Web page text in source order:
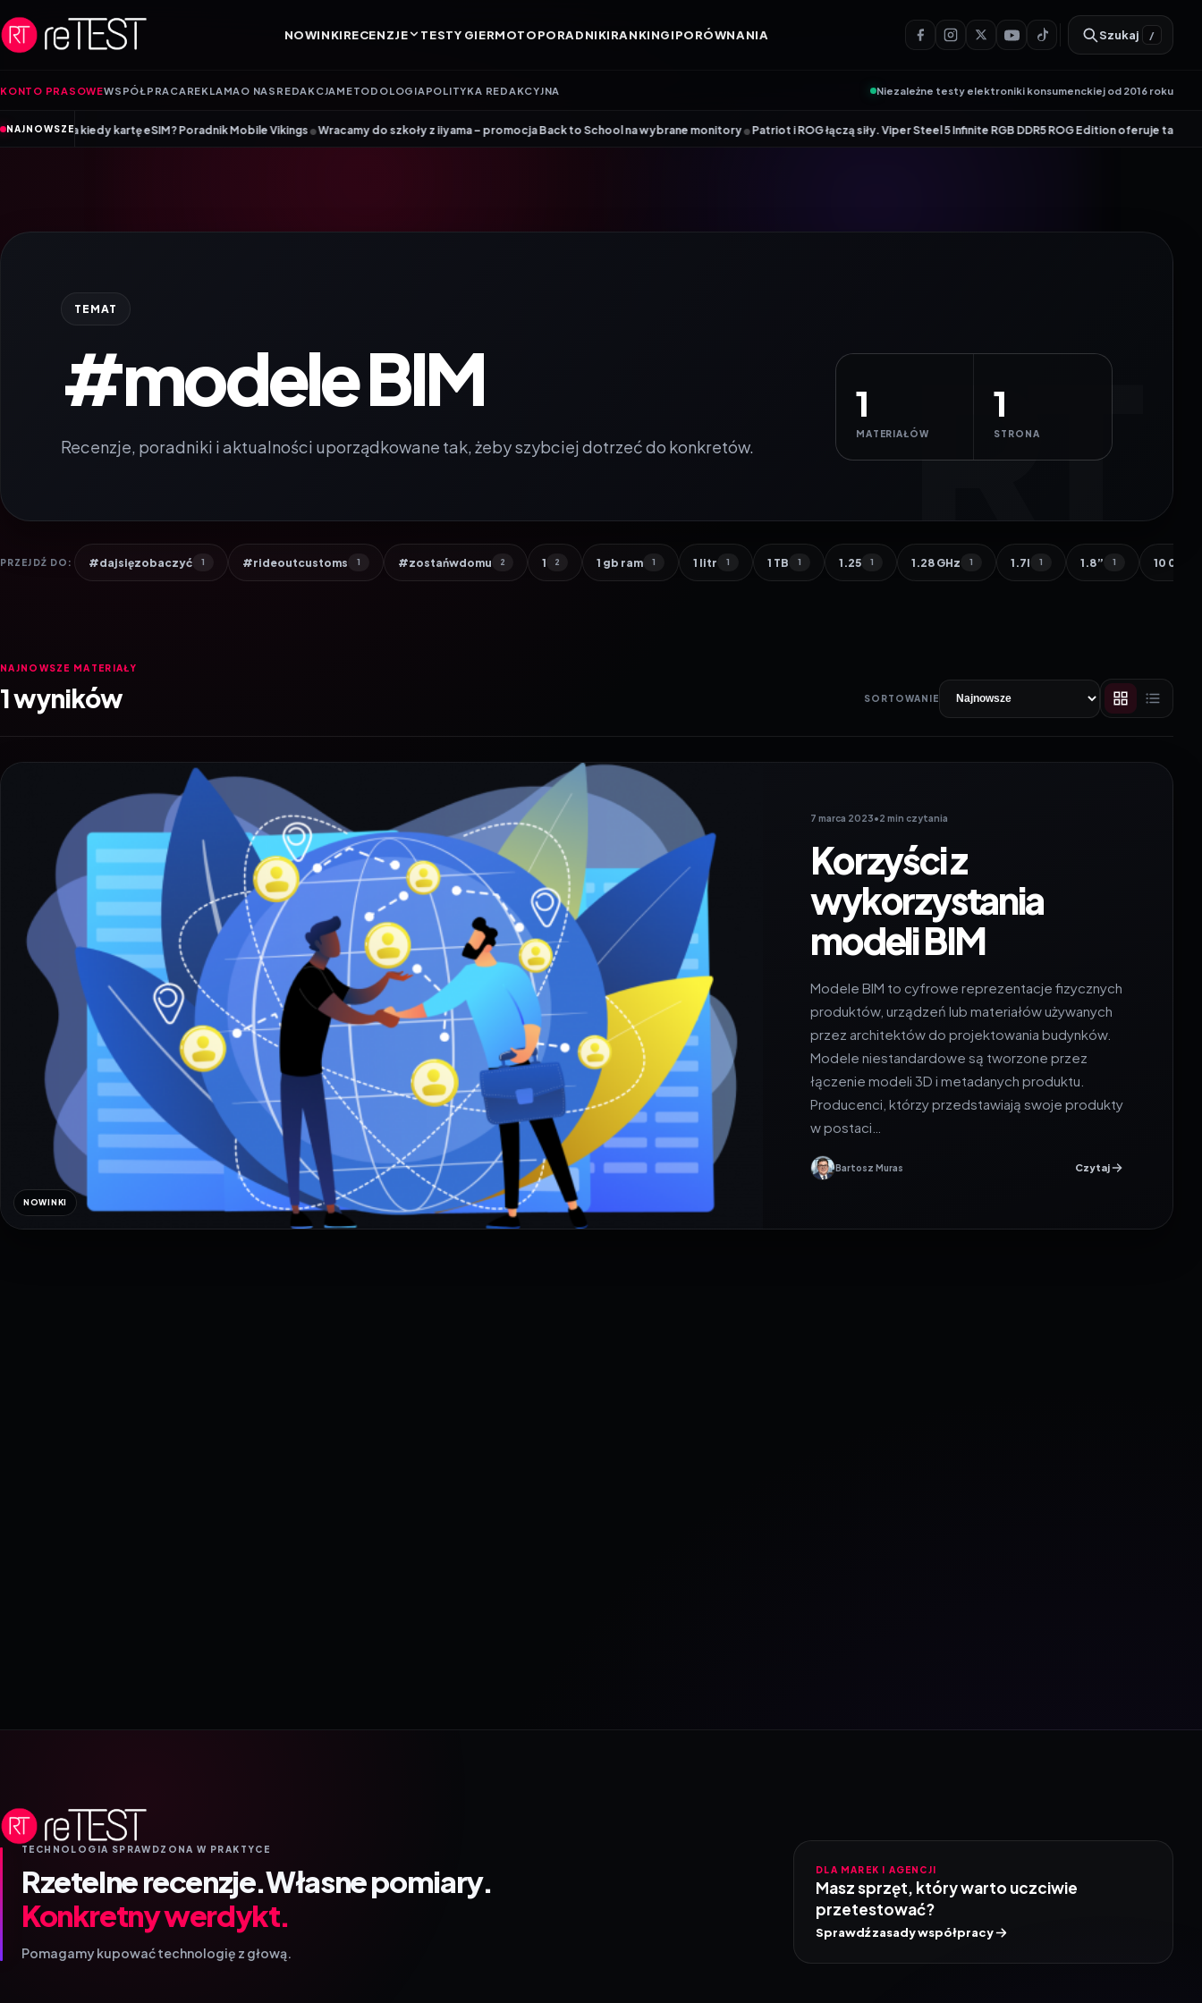
NOWINKIRECENZJE TESTY GIERMOTOPORADNIKIRANKINGIPORÓWNANIA Szukaj /
KONTO PRASOWEWSPÓŁPRACA REKLAMA O NAS REDAKCJA METODOLOGIA POLITYKA REDAKCYJNA Niezależne testy elektroniki konsumenckiej od 2016 roku
NAJNOWSZE
kartę eSIM? Poradnik Mobile Vikings•Wracamy do szkoły z iiyama – promocja Back to School na wybrane monitory•Patriot i ROG łączą siły. Viper Steel 5 Infinite RGB DDR5 ROG Edition oferuje taktowanie do
TEMAT
#modele BIM
Recenzje, poradniki i aktualności uporządkowane tak, żeby szybciej dotrzeć do konkretów.
1
MATERIAŁÓW
1
STRONA
PRZEJDŹ DO: #dajsięzobaczyć 1 #rideoutcustoms 1 #zostańwdomu 2 1 2 1 gb ram 1 1 litr 1 1 TB 1 1.25 1 1.28 GHz 1 1.7l 1 1.8” 1 10 000
NAJNOWSZE MATERIAŁY
1 wyników SORTOWANIE
NOWINKI
7 marca 2023•2 min czytania
Korzyści z
wykorzystania
modeli BIM
Modele BIM to cyfrowe reprezentacje fizycznych
produktów, urządzeń lub materiałów używanych
przez architektów do projektowania budynków.
Modele niestandardowe są tworzone przez
łączenie modeli 3D i metadanych produktu.
Producenci, którzy przedstawiają swoje produkty
w postaci…
Bartosz Muras Czytaj
TECHNOLOGIA SPRAWDZONA W PRAKTYCE
Rzetelne recenzje.Własne pomiary.
Konkretny werdykt.
Pomagamy kupować technologię z głową.
DLA MAREK I AGENCJI
Masz sprzęt, który warto uczciwie
przetestować?
Sprawdź zasady współpracy